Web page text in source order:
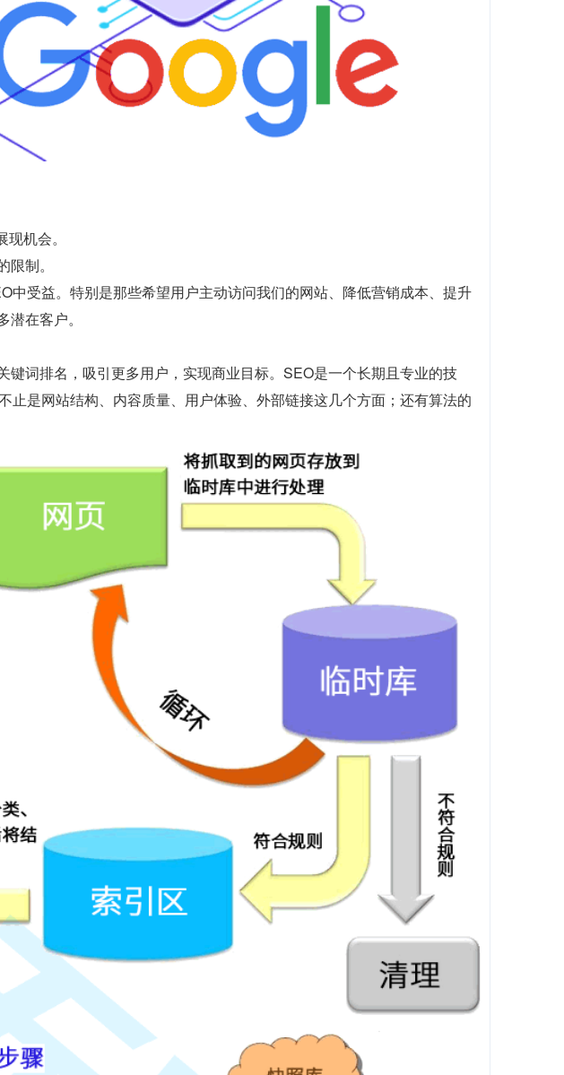
机会。
制。
中受益。特别是那些希望用户主动访问我们的网站、降低营销成本、提升
在客户。
词排名，吸引更多用户，实现商业目标。SEO是一个长期且专业的技
是网站结构、内容质量、用户体验、外部链接这几个方面；还有算法的